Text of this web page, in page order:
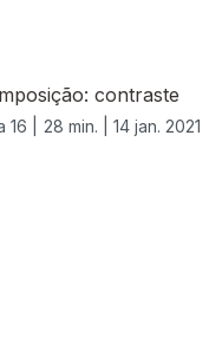
contraste
16 | 28 min. | 14 jan. 2021